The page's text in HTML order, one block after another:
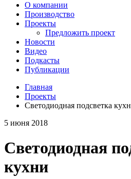
О компании
Производство
Проекты
Предложить проект
Новости
Видео
Подкасты
Публикации
Главная
Проекты
Светодиодная подсветка
5 июня 2018
Светодиодная
кухни